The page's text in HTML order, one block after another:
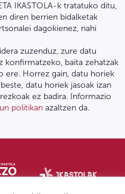
IKASTOLA-k tratatuko ditu,
diren berrien bidalketak
dagokienez, nahi
zuzenduz, zure datu
konfirmatzeko, baita zehatzak
ere. Horrez gain, datu horiek
datu horiek jasoak izan
ez badira. Informazio
politikan azaltzen da.